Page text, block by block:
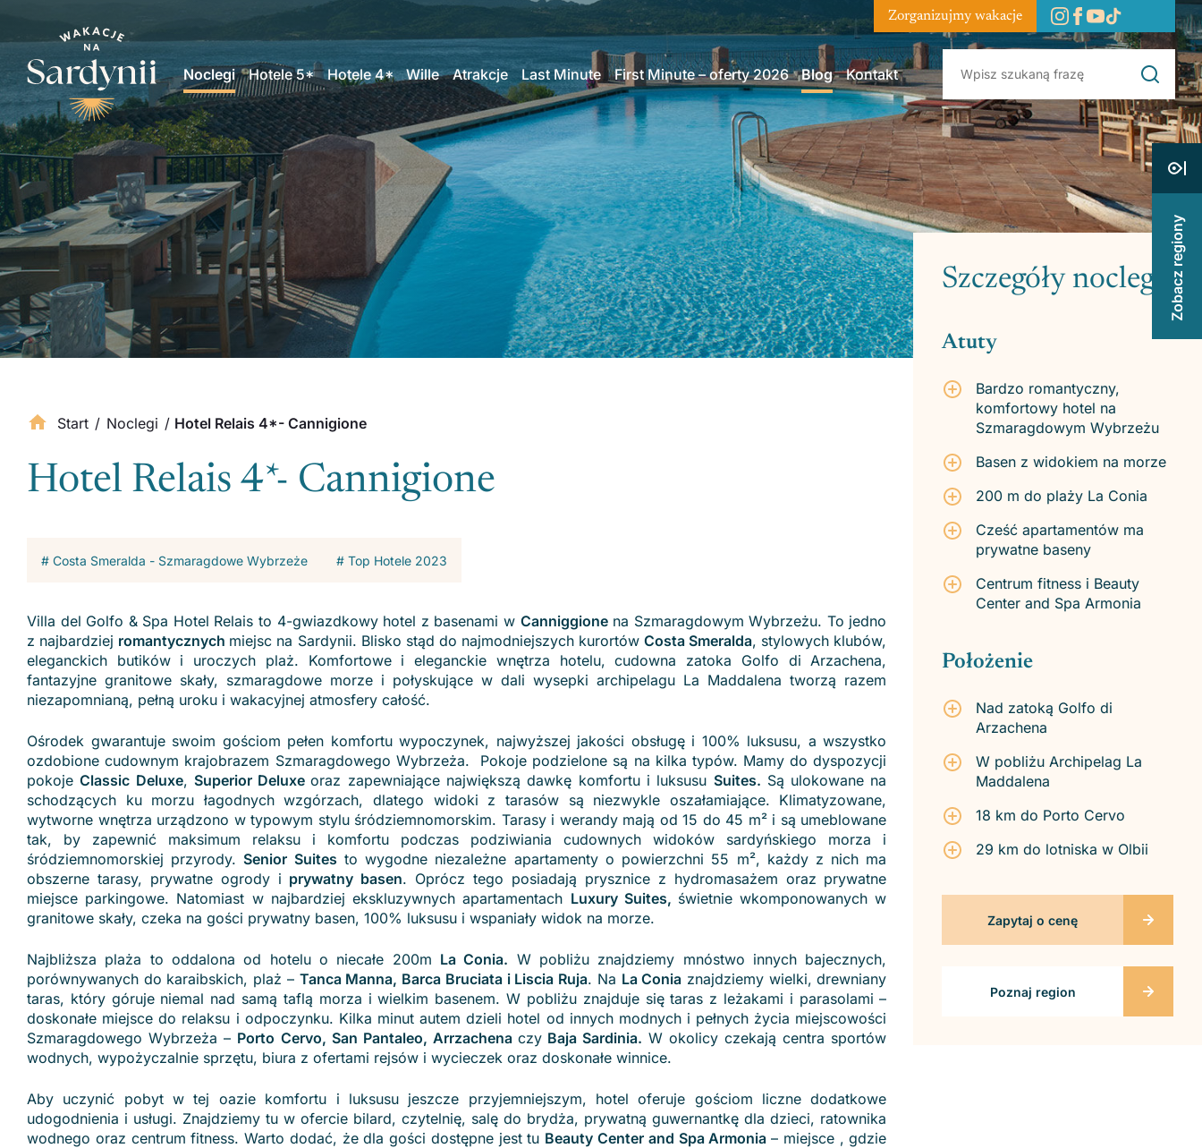
Noclegi Hotele 5* Hotele 4* Wille Atrakcje Last Minute First Minute – oferty 2026 Blog Kontakt
Zorganizujmy wakacje
Szczegóły noclegu
Atuty
Bardzo romantyczny,
komfortowy hotel na
Szmaragdowym Wybrzeżu
Basen z widokiem na morze
200 m do plaży La Conia
Cześć apartamentów ma
prywatne baseny
Centrum fitness i Beauty
Center and Spa Armonia
Położenie
Nad zatoką Golfo di
Arzachena
W pobliżu Archipelag La
Maddalena
18 km do Porto Cervo
29 km do lotniska w Olbii
Zapytaj o cenę
Poznaj region
Start / Noclegi / Hotel Relais 4*- Cannigione
Hotel Relais 4*- Cannigione
# Costa Smeralda - Szmaragdowe Wybrzeże # Top Hotele 2023
Villa del Golfo & Spa Hotel Relais to 4-gwiazdkowy hotel z basenami w Canniggionena Szmaragdowym Wybrzeżu. To jedno
z najbardziej romantycznych miejsc na Sardynii. Blisko stąd do najmodniejszych kurortówCosta Smeralda, stylowych klubów,
eleganckich butików i uroczych plaż. Komfortowe i eleganckie wnętrza hotelu, cudowna zatoka Golfo di Arzachena,
fantazyjne granitowe skały, szmaragdowe morze i połyskujące w dali wysepki archipelagu La Maddalena tworzą razem
niezapomnianą, pełną uroku i wakacyjnej atmosfery całość.
Ośrodek gwarantuje swoim gościom pełen komfortu wypoczynek, najwyższej jakości obsługę i 100% luksusu, a wszystko
ozdobione cudownym krajobrazem Szmaragdowego Wybrzeża. Pokoje podzielone są na kilka typów. Mamy do dyspozycji
pokojeClassic Deluxe, Superior Deluxeoraz zapewniające największą dawkę komfortu i luksusu Suites. Są ulokowane na
schodzących ku morzu łagodnych wzgórzach, dlatego widoki z tarasów są niezwykle oszałamiające. Klimatyzowane,
wytworne wnętrza urządzono w typowym stylu śródziemnomorskim. Tarasy i werandy mają od 15 do 45 m²i są umeblowane
tak, by zapewnić maksimum relaksu i komfortu podczas podziwiania cudownych widoków sardyńskiego morza i
śródziemnomorskiej przyrody. Senior Suitesto wygodne niezależne apartamenty o powierzchni 55 m², każdy z nich ma
obszerne tarasy, prywatne ogrody i prywatny basen. Oprócz tego posiadają prysznice z hydromasażem oraz prywatne
miejsce parkingowe. Natomiast w najbardziej ekskluzywnych apartamentach Luxury Suites, świetnie wkomponowanych w
granitowe skały, czeka na gości prywatny basen, 100% luksusu i wspaniały widok na morze.
Najbliższa plaża to oddalona od hotelu o niecałe 200m La Conia. W pobliżu znajdziemy mnóstwo innych bajecznych,
porównywanych do karaibskich, plaż – Tanca Manna, Barca Bruciata i Liscia Ruja. Na La Conia znajdziemy wielki, drewniany
taras, który góruje niemal nad samą taflą morza i wielkim basenem. W pobliżu znajduje się taras z leżakami i parasolami –
doskonałe miejsce do relaksu i odpoczynku. Kilka minut autem dzieli hotel od innych modnych i pełnych życia miejscowości
Szmaragdowego Wybrzeża – Porto Cervo, San Pantaleo, Arrzachenaczy Baja Sardinia. W okolicy czekają centra sportów
wodnych, wypożyczalnie sprzętu, biura z ofertami rejsów i wycieczek oraz doskonałe winnice.
Aby uczynić pobyt w tej oazie komfortu i luksusu jeszcze przyjemniejszym, hotel oferuje gościom liczne dodatkowe
udogodnienia i usługi. Znajdziemy tu w ofercie bilard, czytelnię, salę do brydża, prywatną guwernantkę dla dzieci, ratownika
wodnego oraz centrum fitness. Warto dodać, że dla gości dostępne jest tu Beauty Center and Spa Armonia– miejsce , gdzie
Zobacz regiony